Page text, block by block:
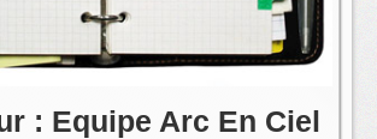
: Equipe Arc En Ciel